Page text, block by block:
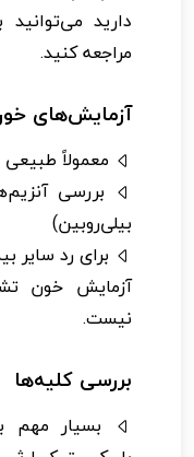
دارید می‌توانید
مراجعه کنید.
آزمایش‌های
معمولاً
بیلی‌روبین)
برای رد سایر
آزمایش خون
نیست.
بررسی کلیه‌ها
بسیار مهم